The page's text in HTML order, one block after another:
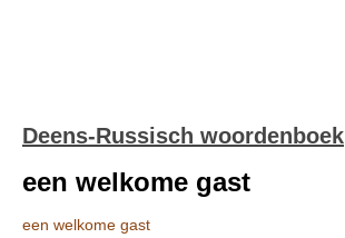
Deens-Russisch woordenboek
een welkome gast
een welkome gast